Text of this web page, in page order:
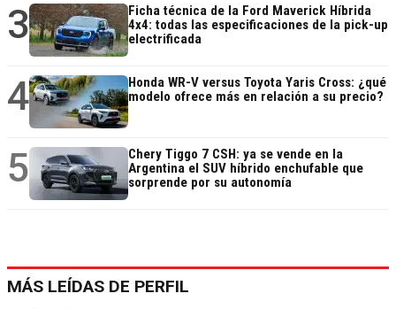
3
Ficha técnica de la Ford Maverick Híbrida
4x4: todas las especificaciones de la pick-up
electrificada
4
Honda WR-V versus Toyota Yaris Cross: ¿qué
modelo ofrece más en relación a su precio?
5
Chery Tiggo 7 CSH: ya se vende en la
Argentina el SUV híbrido enchufable que
sorprende por su autonomía
MÁS LEÍDAS DE PERFIL